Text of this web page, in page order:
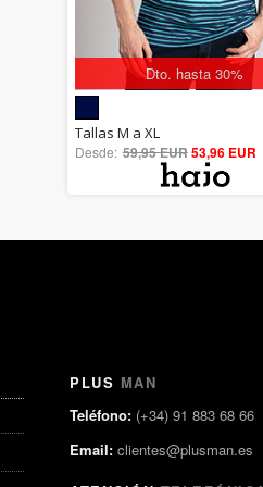
Dto. hasta 30%
5.00
out of 5
Tallas M a XL
Desde: 59,95 EUR53,96 EUR
PLUS MAN
Teléfono: (+34) 91 883 68 66
Email: clientes@plusman.es